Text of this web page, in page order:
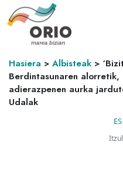
Hasiera > Albisteak >
Berdintasunaren
adierazpenen aurka
Udalak
ES